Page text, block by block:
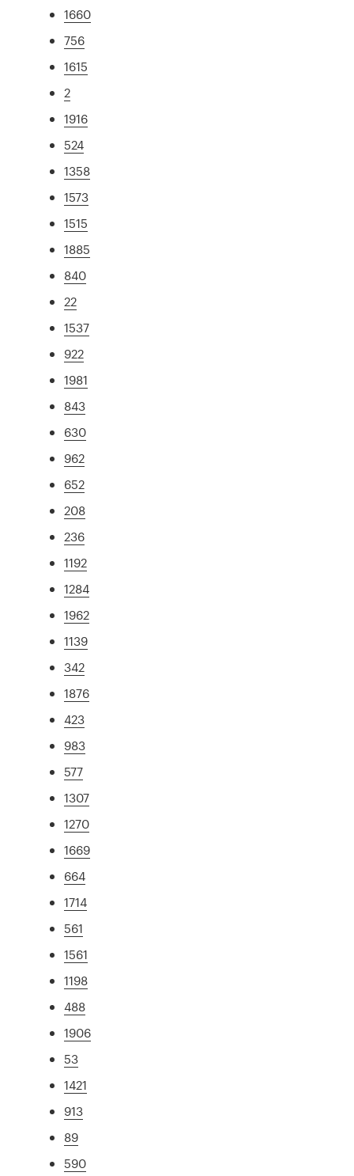
1660
756
1615
2
1916
524
1358
1573
1515
1885
840
22
1537
922
1981
843
630
962
652
208
236
1192
1284
1962
1139
342
1876
423
983
577
1307
1270
1669
664
1714
561
1561
1198
488
1906
53
1421
913
89
590